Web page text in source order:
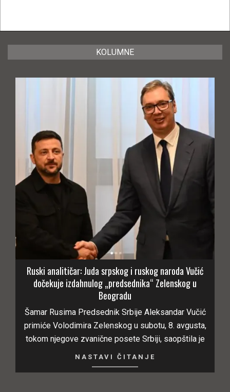
KOLUMNE
Ruski analitičar: Juda srpskog i ruskog naroda Vučić
dočekuje izdahnulog „predsednika“ Zelenskog u
Beogradu
Šamar Rusima Predsednik Srbije Aleksandar Vučić
primiće Volodimira Zelenskog u subotu, 8. avgusta,
tokom njegove zvanične posete Srbiji, saopštila je
NASTAVI ČITANJE